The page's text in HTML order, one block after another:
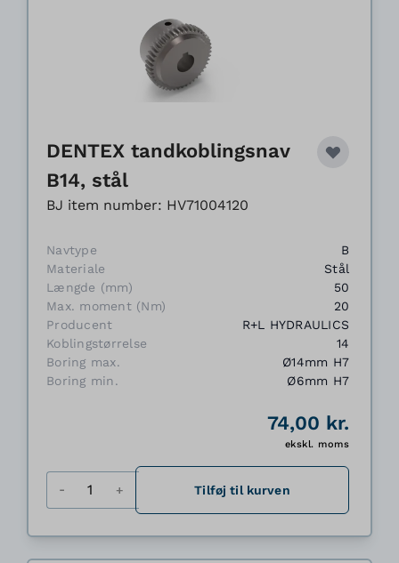
DENTEX tandkoblingsnav
B14, stål
BJ item number: HV71004120
Navtype
B
Materiale
Stål
Længde (mm)
50
Max. moment (Nm)
20
Producent
R+L HYDRAULICS
Koblingstørrelse
14
Boring max.
Ø14mm H7
Boring min.
Ø6mm H7
74,00 kr.
ekskl. moms
Tilføj til kurven